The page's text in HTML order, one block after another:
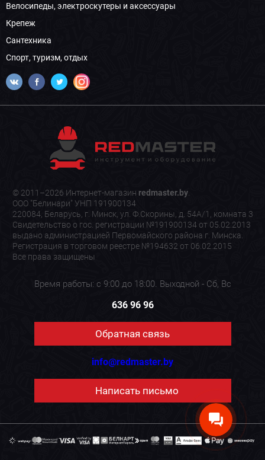
Велосипеды, электроскутеры и аксессуары
Крепеж
Сантехника
Спорт, туризм, отдых
© 2011–2026 Интернет-магазин redmaster.by.
ООО "Белинари" УНП 191900134
220084, Беларусь, г. Минск, ул. Ф.Скорины, д. 54А/1, комната 3
Свидетельство о гос. регистрации №191900134 от 05.02.2013
выдано администрацией Первомайского района г. Минска.
Регистрация в торговом реестре №194632 от 06.02.2015
Все права защищены
Время работы: с 9:00 до 18:00. Выходной - Сб, Вс
636 96 96
Обратная связь
info@redmaster.by
Написать письмо